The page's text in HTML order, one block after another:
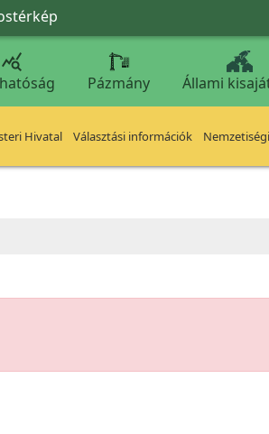

Pázmány Állami
Hivatal Választási információk